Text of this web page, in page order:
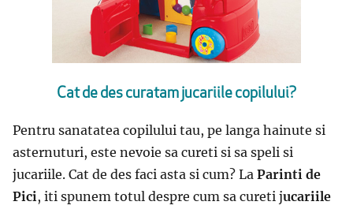
Cat de des curatam jucariile copilului?
Pentru sanatatea copilului tau, pe langa hainute si
asternuturi, este nevoie sa cureti si sa speli si
jucariile. Cat de des faci asta si cum? La Parinti de
Pici , iti spunem totul despre cum sa cureti jucariile